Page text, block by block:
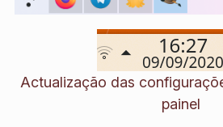
Actualização das
painel